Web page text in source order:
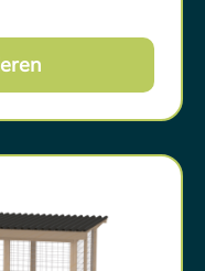
das genaue
findest du
von 10-15cm
mit dir
möglich - Diese